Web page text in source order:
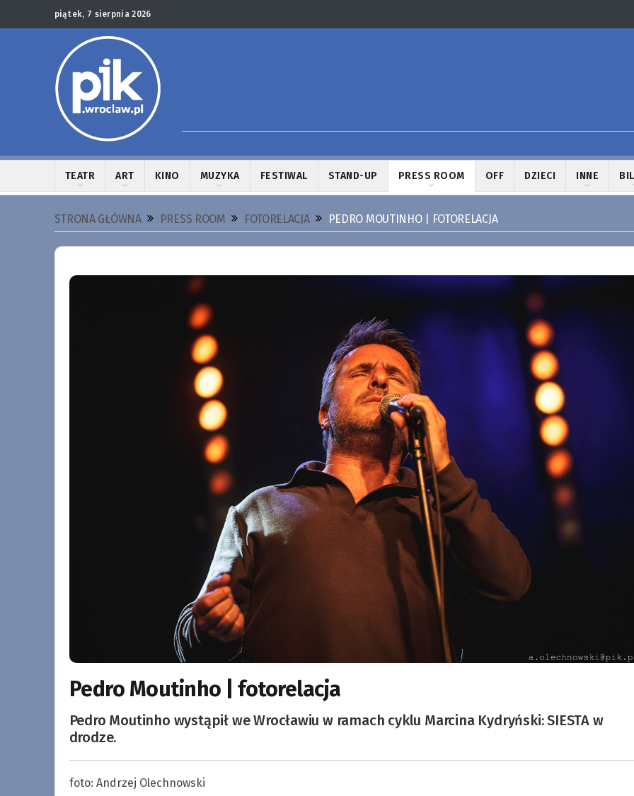
piątek, 7 sierpnia 2026
TEATR ART KINO MUZYKA FESTIWAL STAND-UP PRESS ROOM OFF DZIECI INNE
STRONA GŁÓWNA PRESS ROOM FOTORELACJA PEDRO MOUTINHO | FOTORELACJA
Pedro Moutinho | fotorelacja
Pedro Moutinho wystąpił we Wrocławiu w ramach cyklu Marcina Kydryński: SIESTA w
drodze.
foto: Andrzej Olechnowski